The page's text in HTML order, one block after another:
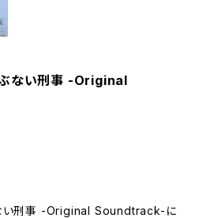
ぶない刑事 -Original
ない刑事 -Original Soundtrack-に